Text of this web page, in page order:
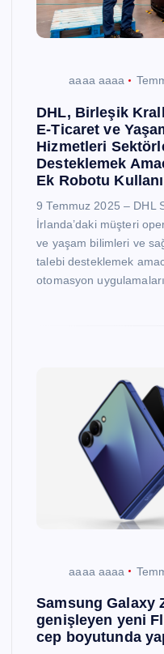
aaaa aaaa
DHL, Birleşik
E-Ticaret ve
Hizmetleri
Desteklemek
Ek Robotu
9 Temmuz 2025 – DHL
İrlanda’daki müşteri
ve yaşam bilimleri ve
talebi desteklemek
otomasyon
aaaa aaaa
Samsung Galaxy
genişleyen yeni
cep boyutunda